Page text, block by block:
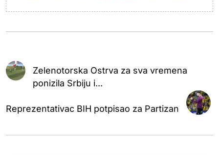
Zelenotorska Ostrva za sva vremena
ponizila Srbiju i...
Reprezentativac BIH potpisao za Partizan